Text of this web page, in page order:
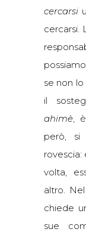
cercarsi
cercarsi.
se non
il
ahimè,
però, si
rovescia:
volta,
altro.
chiede
sue